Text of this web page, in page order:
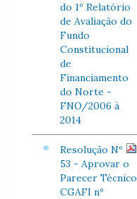
do 1º Relatório
de Avaliação do
Fundo
Constitucional
de
Financiamento
do Norte -
FNO/2006 à
2014
Resolução Nº
53 - Aprovar o
Parecer Técnico
CGAFI nº